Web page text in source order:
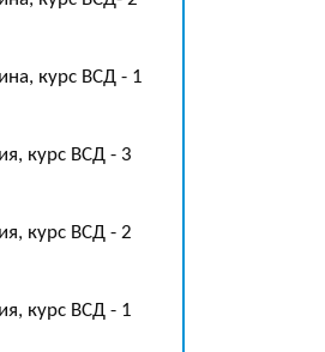
курс ВСД - 1
курс ВСД - 3
курс ВСД - 2
курс ВСД - 1